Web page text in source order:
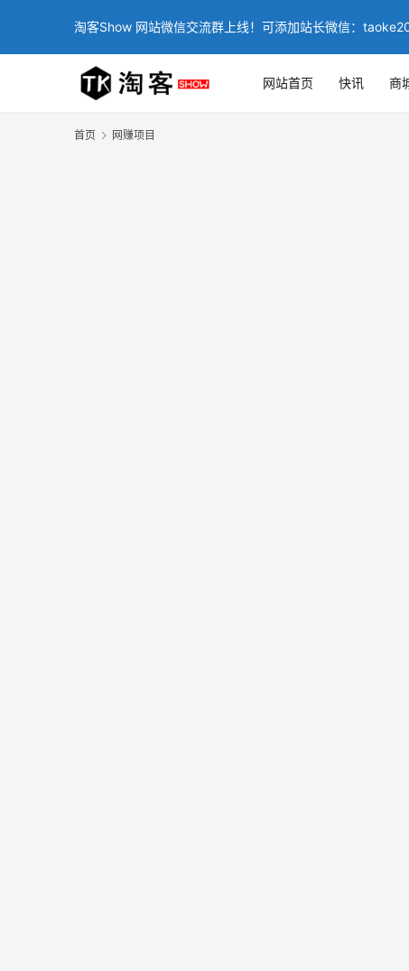
淘客Show 网站微信交流群上线！可添加站长微信：
网站首页 快讯 商
首页 网赚项目